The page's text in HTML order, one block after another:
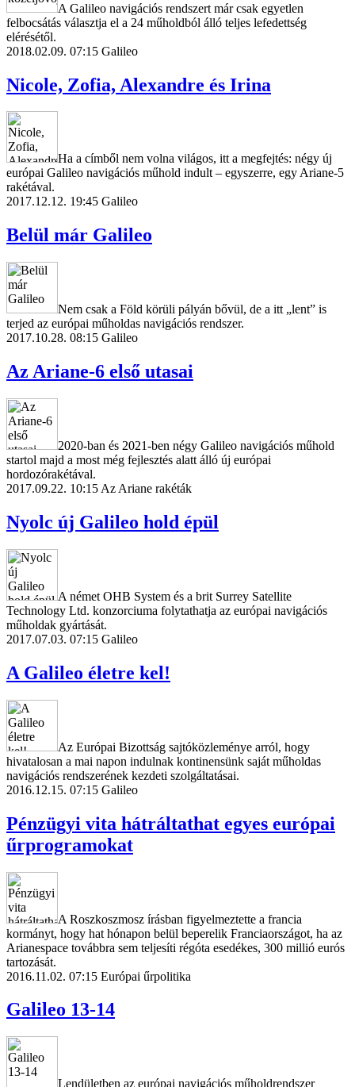
A Galileo navigációs rendszert már csak egyetlen
felbocsátás választja el a 24 műholdból álló teljes lefedettség
elérésétől.
2018.02.09. 07:15 Galileo
Nicole, Zofia, Alexandre és Irina
Ha a címből nem volna világos, itt a megfejtés: négy új
európai Galileo navigációs műhold indult – egyszerre, egy Ariane-5
rakétával.
2017.12.12. 19:45 Galileo
Belül már Galileo
Nem csak a Föld körüli pályán bővül, de a itt „lent” is
terjed az európai műholdas navigációs rendszer.
2017.10.28. 08:15 Galileo
Az Ariane-6 első utasai
2020-ban és 2021-ben négy Galileo navigációs műhold
startol majd a most még fejlesztés alatt álló új európai
hordozórakétával.
2017.09.22. 10:15 Az Ariane rakéták
Nyolc új Galileo hold épül
A német OHB System és a brit Surrey Satellite
Technology Ltd. konzorciuma folytathatja az európai navigációs
műholdak gyártását.
2017.07.03. 07:15 Galileo
A Galileo életre kel!
Az Európai Bizottság sajtóközleménye arról, hogy
hivatalosan a mai napon indulnak kontinensünk saját műholdas
navigációs rendszerének kezdeti szolgáltatásai.
2016.12.15. 07:15 Galileo
Pénzügyi vita hátráltathat egyes európai
űrprogramokat
A Roszkoszmosz írásban figyelmeztette a francia
kormányt, hogy hat hónapon belül beperelik Franciaországot, ha az
Arianespace továbbra sem teljesíti régóta esedékes, 300 millió eurós
tartozását.
2016.11.02. 07:15 Európai űrpolitika
Galileo 13-14
Lendületben az európai navigációs műholdrendszer